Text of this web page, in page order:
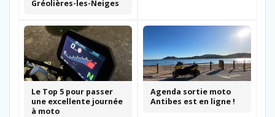
Gréolières-les-Neiges
Le Top 5 pour passer
une excellente journée
à moto
Agenda sortie moto
Antibes est en ligne !